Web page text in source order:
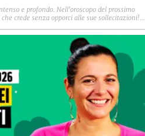
e profondo. Nell'oroscopo del prossimo
crede senza opporci alle sue sollecitazioni!